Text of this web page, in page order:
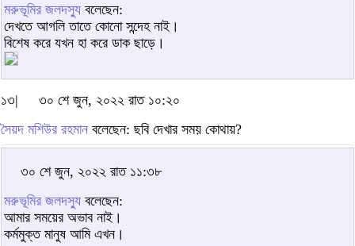
মরুভূমির জলদস্যু বলেছেন:
দেখতে আগলি তাতে কোনো সন্দেহ নাই।
বিশেষ করে যখন হা করে ডাক ছাড়ে।
১৩|
৩০ শে জুন, ২০২২ রাত ১০:২০
সৈয়দ মশিউর রহমান বলেছেন: ছবি দেখার সময় কোথায়?
৩০ শে জুন, ২০২২ রাত ১১:৩৮
মরুভূমির জলদস্যু বলেছেন:
আমার সময়ের অভাব নাই।
কর্মমুক্ত মানুষ আমি এখন।